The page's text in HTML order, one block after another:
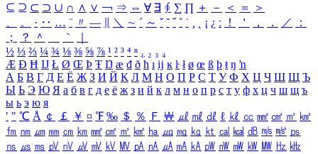
⊆ ⊇ ⊂ ⊃ ∪ ∩ ∧ ∨ ￢ ⇒ ⇔ ∀ ∃ ∮ ∑ ∏ ＋ － ＜ ＝
＞
、
。 · ‥ … ¨ 〃 ― ＼ ∼ ´ ～ ˇ ˘ ˝ ˚ ˙ ¸ ¡ ¿ ː ！ ＇ ， ． ／
：
；
？ ＾ ｀
½ ⅓ ⅔ ¼ ¾ ⅛ ⅜ ⅝ ⅞ ¹ ² ³ ⁴ ⁿ ₁ ₂ ₃ ₄
Æ Ð Ħ Ĳ Ł Ø Œ Þ Ŧ Ŋ æ đ ð ħ ı ĳ ĸ ŀ ł ø œ ß þ ŧ ŋ ŉ
А Б В Г Д Е Ё Ж З И Й К Л М Н О П Р С Т У Ф Х Ц Ч Ш Щ Ъ
Ы Ь Э Ю Я а б в г д е ё ж з и й к л м н о п р с т у ф х ц ч ш щ ъ
ы ь э ю я
′ ″ ℃ Å ￠ ￡ ￥ ¤ ℉ ‰ ＄ ％ Ｆ ￦ ㎕ ㎖ ㎗ ℓ ㎘ ㏄ ㎣ ㎤ ㎥ ㎦
㎙ ㎚ ㎛ ㎜ ㎝ ㎞ ㎟ ㎠ ㎡ ㎢ ㏊ ㎍ ㎎ ㎏ ㏏ ㎈ ㎉ ㏈ ㎧ ㎨ ㎰
㎱ ㎲ ㎳ ㎴ ㎵ ㎶ ㎷ ㎸ ㎹ ㎀ ㎁ ㎂ ㎃ ㎄ ㎺ ㎻ ㎽ ㎾ ㎿ ㎐ ㎑